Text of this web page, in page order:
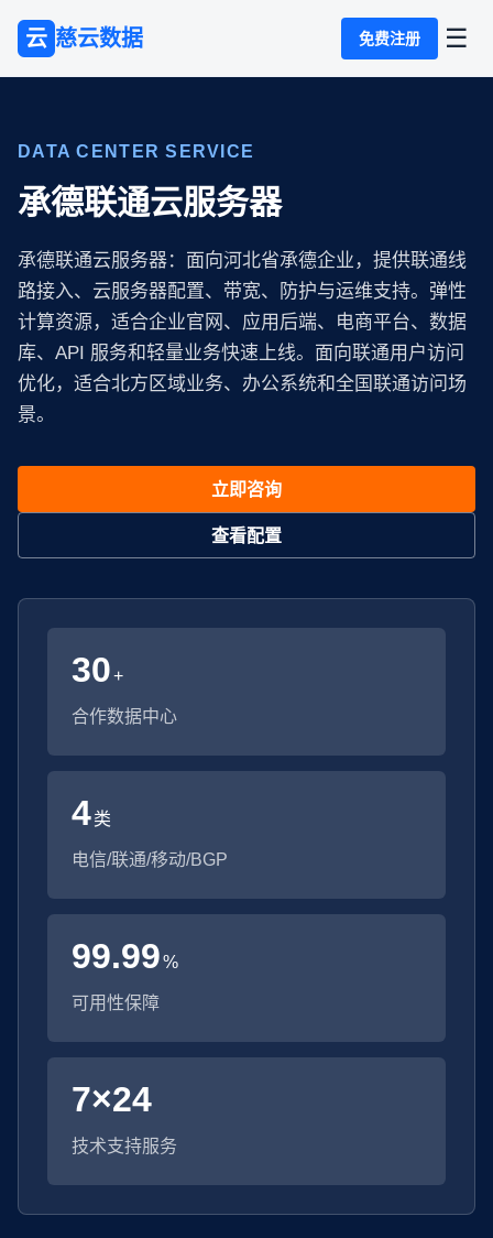
云 慈云数据 免费注册 ☰
DATA CENTER SERVICE
承德联通云服务器
承德联通云服务器：面向河北省承德企业，提供联通线
路接入、云服务器配置、带宽、防护与运维支持。弹性
计算资源，适合企业官网、应用后端、电商平台、数据
库、API 服务和轻量业务快速上线。面向联通用户访问
优化，适合北方区域业务、办公系统和全国联通访问场
景。
立即咨询
查看配置
30+
合作数据中心
4类
电信/联通/移动/BGP
99.99%
可用性保障
7×24
技术支持服务